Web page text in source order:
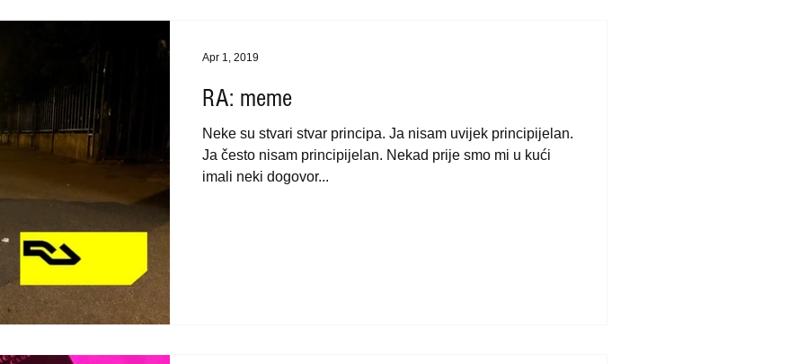
RA: meme
Neke su stvari stvar principa. Ja nisam uvijek principijelan.
Ja često nisam principijelan. Nekad prije smo mi u kući
imali neki dogovor...
Apr 1, 2019